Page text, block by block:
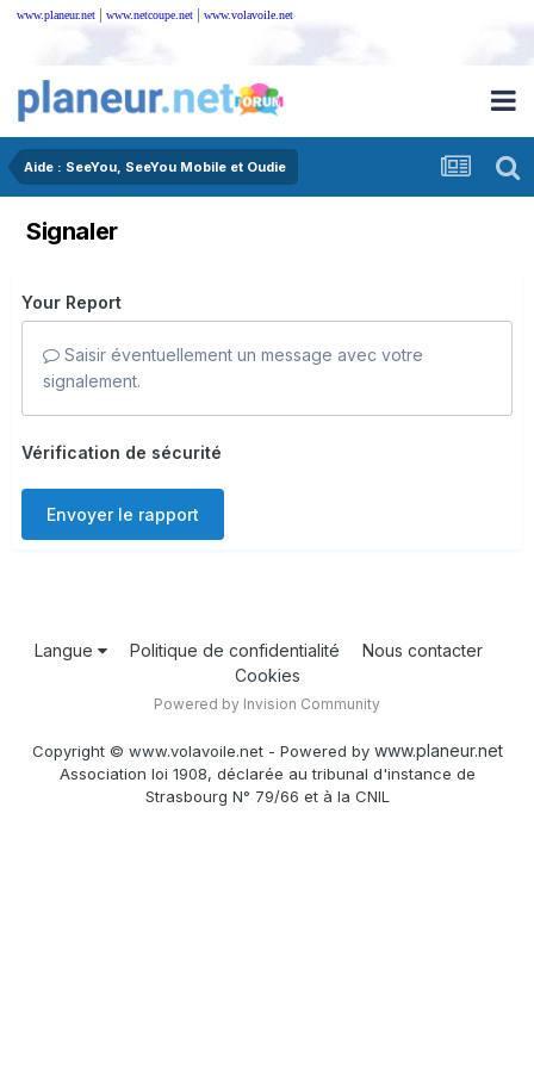
www.planeur.net | www.netcoupe.net | www.volavoile.net
Aide : SeeYou, SeeYou Mobile et Oudie
Signaler
Your Report
Saisir éventuellement un message avec votre
signalement.
Vérification de sécurité
Envoyer le rapport
Langue Politique de confidentialité
Nous contacter
Cookies
Powered by Invision Community
Copyright © www.volavoile.net - Powered by www.planeur.net
Association loi 1908, déclarée au tribunal d'instance de
Strasbourg N° 79/66 et à la CNIL